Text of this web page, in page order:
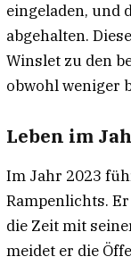
eingeladen, und
abgehalten.
Winslet zu den
obwohl weniger
Leben im
Im Jahr 2023
Rampenlichts.
die Zeit mit
meidet er die